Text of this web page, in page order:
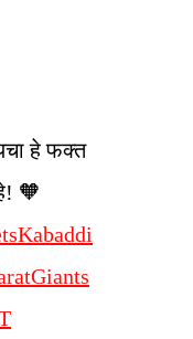
हे फक्त
🧡